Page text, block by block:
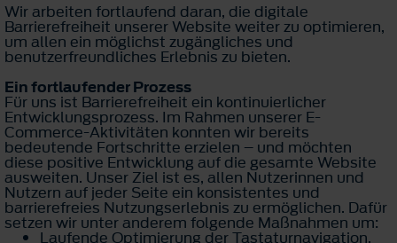
Wir arbeiten fortlaufend daran, die digitale
Barrierefreiheit unserer Website weiter zu optimieren,
um allen ein möglichst zugängliches und
benutzerfreundliches Erlebnis zu bieten.
Ein fortlaufender Prozess
Für uns ist Barrierefreiheit ein kontinuierlicher
Entwicklungsprozess. Im Rahmen unserer E-
Commerce-Aktivitäten konnten wir bereits
bedeutende Fortschritte erzielen – und möchten
diese positive Entwicklung auf die gesamte Website
ausweiten. Unser Ziel ist es, allen Nutzerinnen und
Nutzern auf jeder Seite ein konsistentes und
barrierefreies Nutzungserlebnis zu ermöglichen. Dafür
setzen wir unter anderem folgende Maßnahmen um:
Laufende Optimierung der Tastaturnavigation,